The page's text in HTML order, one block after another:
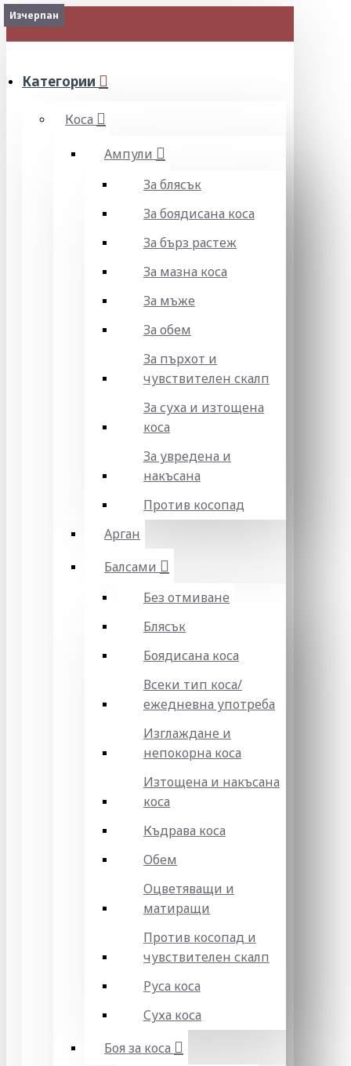
МЕНЮ
Категории
Коса
Ампули
За блясък
За боядисана коса
За бърз растеж
За мазна коса
За мъже
За обем
За пърхот и
чувствителен скалп
За суха и изтощена
коса
За увредена и
накъсана
Против косопад
Арган
Балсами
Без отмиване
Блясък
Боядисана коса
Всеки тип коса/
ежедневна употреба
Изглаждане и
непокорна коса
Изтощена и накъсана
коса
Къдрава коса
Обем
Оцветяващи и
матиращи
Против косопад и
чувствителен скалп
Руса коса
Суха коса
Боя за коса
Изчерпан